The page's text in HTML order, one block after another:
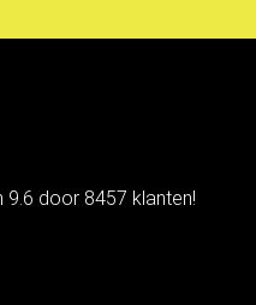
9.6 door 8457 klanten!